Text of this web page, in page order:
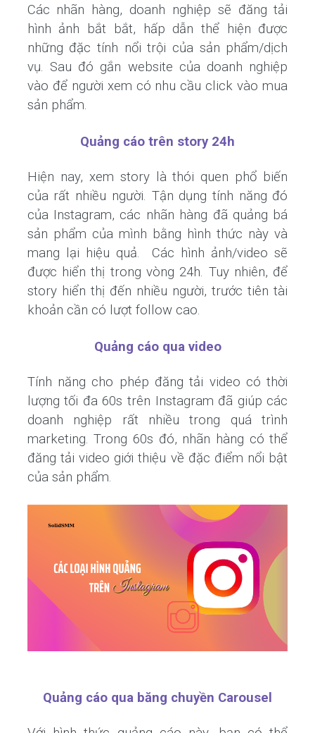
Các nhãn hàng, doanh nghiệp sẽ đăng tải
hình ảnh bắt bắt, hấp dẫn thể hiện được
những đặc tính nổi trội của sản phẩm/dịch
vụ. Sau đó gắn website của doanh nghiệp
vào để người xem có nhu cầu click vào mua
sản phẩm.
Quảng cáo trên story 24h
Hiện nay, xem story là thói quen phổ biến
của rất nhiều người. Tận dụng tính năng đó
của Instagram, các nhãn hàng đã quảng bá
sản phẩm của mình bằng hình thức này và
mang lại hiệu quả. Các hình ảnh/video sẽ
được hiển thị trong vòng 24h. Tuy nhiên, để
story hiển thị đến nhiều người, trước tiên tài
khoản cần có lượt follow cao.
Quảng cáo qua video
Tính năng cho phép đăng tải video có thời
lượng tối đa 60s trên Instagram đã giúp các
doanh nghiệp rất nhiều trong quá trình
marketing. Trong 60s đó, nhãn hàng có thể
đăng tải video giới thiệu về đặc điểm nổi bật
của sản phẩm.
Quảng cáo qua băng chuyền Carousel